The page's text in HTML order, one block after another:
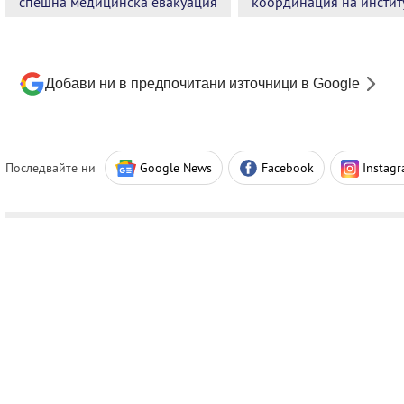
Добави ни в предпочитани източници в Google
Последвайте ни Google News Facebook